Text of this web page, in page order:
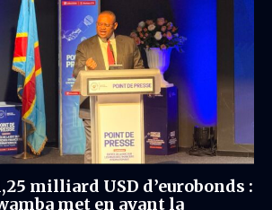
milliard USD d’eurobonds :
met en avant la